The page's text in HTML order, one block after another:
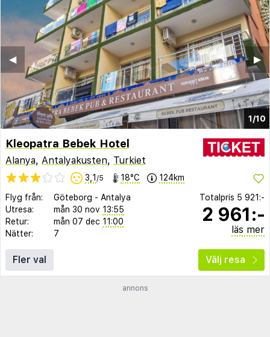
1/10
▶︎
◀︎
Kleopatra Bebek Hotel
Alanya, Antalyakusten, Turkiet
3,1 /5 18°C 124km
Flyg från: Göteborg - Antalya
Utresa:
mån 30 nov 13:55
Retur:
mån 07 dec 11:00
Nätter:
7
Totalpris 5 921:-
2 961:-
läs mer
Fler val Välj resa
annons